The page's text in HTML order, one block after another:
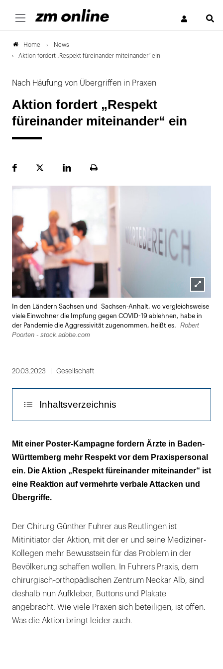
Home
News
Aktion fordert „Respekt füreinander miteinander“ ein
Nach Häufung von Übergriffen in Praxen
Aktion fordert „Respekt
füreinander miteinander“ ein
FacebookPlattformLinekdInSeite
Lightbox
öffnen
In den Ländern Sachsen und Sachsen-Anhalt, wo vergleichsweise
viele Einwohner die Impfung gegen COVID-19 ablehnen, habe in
der Pandemie die Aggressivität zugenommen, heißt es.
Robert
Poorten - stock.adobe.com
20.03.2023 Gesellschaft
Inhaltsverzeichnis
Belastbare Zahlen zu Übergriffen gibt es
kaum
Meist geht es um Beleidigungen oder
Beschimpfungen
Mit einer Poster-Kampagne fordern Ärzte in Baden-
Württemberg mehr Respekt vor dem Praxispersonal
ein. Die Aktion „Respekt füreinander miteinander“ ist
eine Reaktion auf vermehrte verbale Attacken und
Übergriffe.
Der Chirurg Günther Fuhrer aus Reutlingen ist
Mitinitiator der Aktion, mit der er und seine Mediziner-
Kollegen mehr Bewusstsein für das Problem in der
Bevölkerung schaffen wollen. In Fuhrers Praxis, dem
chirurgisch-orthopädischen Zentrum Neckar Alb, sind
deshalb nun Aufkleber, Buttons und Plakate
angebracht. Wie viele Praxen sich beteiligen, ist offen.
Was die Aktion bringt leider auch.